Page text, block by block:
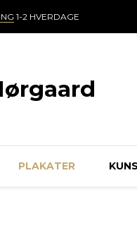
1-2 HVERDAGE
PLAKATER